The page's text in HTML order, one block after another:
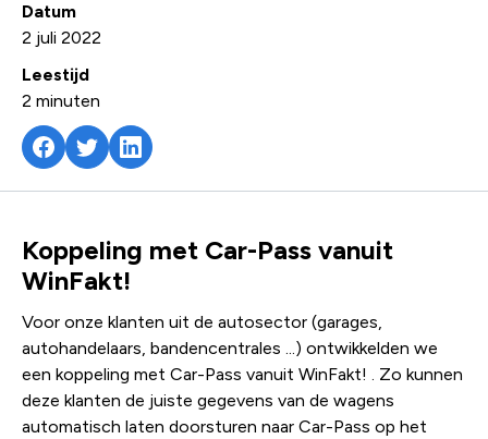
Datum
2 juli 2022
Leestijd
2 minuten
Koppeling met Car-Pass vanuit
WinFakt!
Voor onze klanten uit de autosector (garages,
autohandelaars, bandencentrales ...) ontwikkelden we
een koppeling met Car-Pass vanuit WinFakt! . Zo kunnen
deze klanten de juiste gegevens van de wagens
automatisch laten doorsturen naar Car-Pass op het